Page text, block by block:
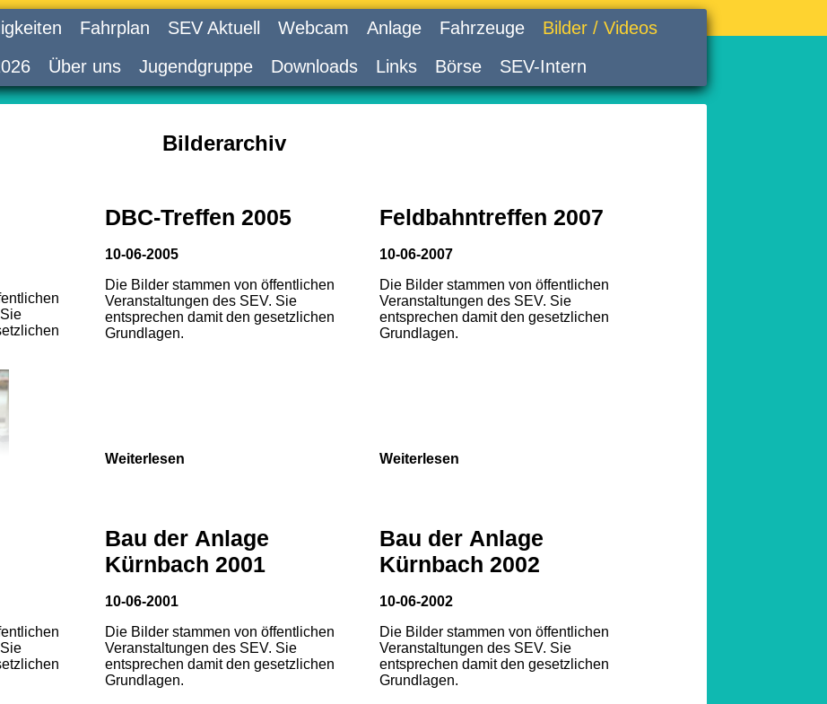
Fahrplan SEV Aktuell Webcam Anlage Fahrzeuge
Bilder / Videos
Über uns Jugendgruppe Downloads Links Börse SEV-Intern
Bilderarchiv
DBC-Treffen 2005
10-06-2005
Die Bilder stammen von öffentlichen
Veranstaltungen des SEV. Sie
entsprechen damit den gesetzlichen
Grundlagen.
Weiterlesen
Feldbahntreffen 2007
10-06-2007
Die Bilder stammen von öffentlichen
Veranstaltungen des SEV. Sie
entsprechen damit den gesetzlichen
Grundlagen.
Weiterlesen
Bau der Anlage
Kürnbach 2001
10-06-2001
Die Bilder stammen von öffentlichen
Veranstaltungen des SEV. Sie
entsprechen damit den gesetzlichen
Grundlagen.
Bau der Anlage
Kürnbach 2002
10-06-2002
Die Bilder stammen von öffentlichen
Veranstaltungen des SEV. Sie
entsprechen damit den gesetzlichen
Grundlagen.